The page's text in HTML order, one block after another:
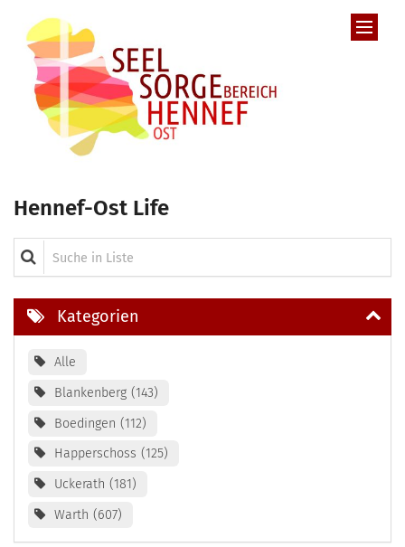
Hennef-Ost Life
Suche in Liste
Kategorien
Alle
Blankenberg
143
Boedingen
112
Happerschoss
125
Uckerath
181
Warth
607